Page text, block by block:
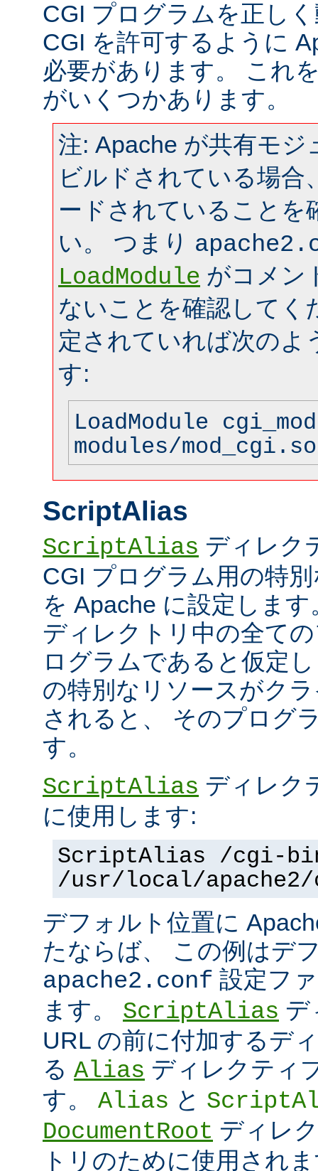
CGI プログラムを正し
CGI を許可するように
必要があります。 これ
がいくつかあります。
注: Apache が共有モジ
ビルドされている場合
ードされていることを
い。 つまり
LoadModule がコメン
ないことを確認してく
定されていれば次のよ
す:
LoadModule
modules/mod_cgi.so
ScriptAlias
ScriptAlias ディレク
CGI プログラム用の特
を Apache に設定しま
ディレクトリ中の全て
ログラムであると仮定
の特別なリソースがク
されると、 そのプログ
す。
ScriptAlias ディレク
に使用します:
ScriptAlias /cgi-
/usr/local/
デフォルト位置に
たならば、 この例はデ
apache2.conf 設定フ
ます。 ScriptAlias デ
URL の前に付加するデ
る Alias ディレクティ
す。 Alias と
DocumentRoot ディレ
トリのために使用され